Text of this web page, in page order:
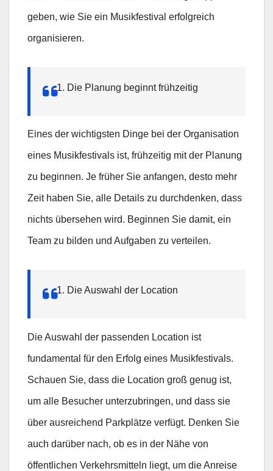
geben, wie Sie ein Musikfestival erfolgreich
organisieren.
Die Planung beginnt frühzeitig
Eines der wichtigsten Dinge bei der Organisation
eines Musikfestivals ist, frühzeitig mit der Planung
zu beginnen. Je früher Sie anfangen, desto mehr
Zeit haben Sie, alle Details zu durchdenken, dass
nichts übersehen wird. Beginnen Sie damit, ein
Team zu bilden und Aufgaben zu verteilen.
Die Auswahl der Location
Die Auswahl der passenden Location ist
fundamental für den Erfolg eines Musikfestivals.
Schauen Sie, dass die Location groß genug ist,
um alle Besucher unterzubringen, und dass sie
über ausreichend Parkplätze verfügt. Denken Sie
auch darüber nach, ob es in der Nähe von
öffentlichen Verkehrsmitteln liegt, um die Anreise